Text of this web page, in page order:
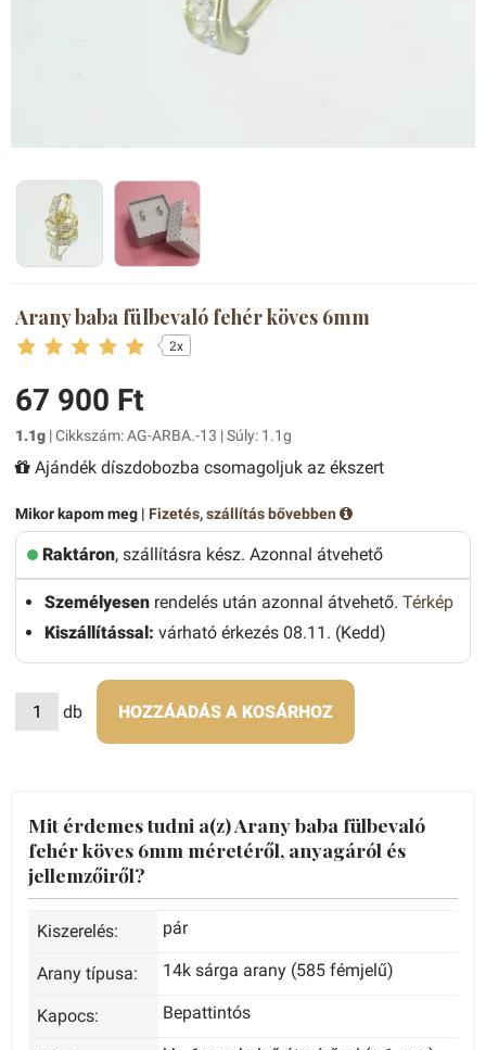
Arany baba fülbevaló fehér köves 6mm
2x
67 900 Ft
1.1g | Cikkszám: AG-ARBA.-13 | Súly: 1.1g
Ajándék díszdobozba csomagoljuk az ékszert
Mikor kapom meg | Fizetés, szállítás bővebben
Raktáron, szállításra kész. Azonnal átvehető
Személyesen rendelés után azonnal átvehető. Térkép
Kiszállítással: várható érkezés 08.11. (Kedd)
db HOZZÁADÁS A KOSÁRHOZ
Mit érdemes tudni a(z) Arany baba fülbevaló
fehér köves 6mm méretéről, anyagáról és
jellemzőiről?
Kiszerelés: pár
Arany típusa: 14k sárga arany (585 fémjelű)
Kapocs: Bepattintós